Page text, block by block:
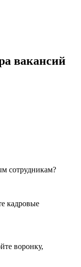
вакансий
сотрудникам?
кадровые
воронку,